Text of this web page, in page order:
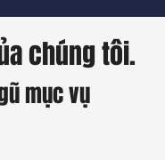
chúng tôi.
mục vụ